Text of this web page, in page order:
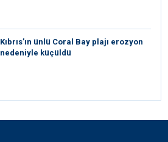
Kıbrıs’ın ünlü Coral Bay plajı erozyon
nedeniyle küçüldü